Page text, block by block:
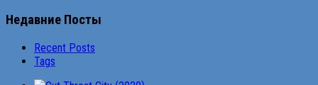
Недавние Посты
Recent Posts
Tags